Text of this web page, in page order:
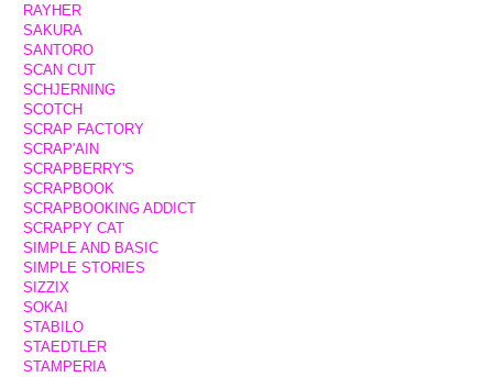
RAYHER
SAKURA
SANTORO
SCAN CUT
SCHJERNING
SCOTCH
SCRAP FACTORY
SCRAP'AIN
SCRAPBERRY'S
SCRAPBOOK
SCRAPBOOKING ADDICT
SCRAPPY CAT
SIMPLE AND BASIC
SIMPLE STORIES
SIZZIX
SOKAI
STABILO
STAEDTLER
STAMPERIA